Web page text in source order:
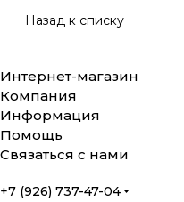
Назад к списку
Интернет-магазин
Компания
Информация
Помощь
Связаться с нами
+7 (926) 737-47-04